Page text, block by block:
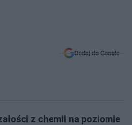
Dodaj do Google
z chemii na poziomie